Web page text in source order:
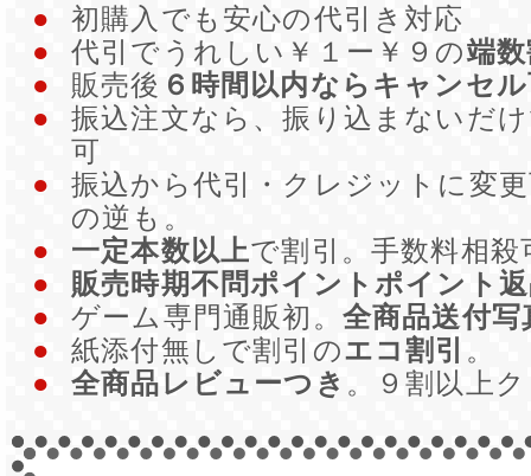
●
初購入でも安心の代引き対応
●
代引でうれしい￥１ー￥９の端
●
販売後 ６時間以内ならキャンセ
●
振込注文なら、振り込まないだ
可
●
振込から代引・クレジットに変
の逆も。
●
一定本数以上で割引。手数料相
●
販売時期不問ポイントポイント
●
ゲーム専門通販初。 全商品送付写
●
紙添付無しで割引のエコ割引 。
●
全商品レビューつき 。９割以上